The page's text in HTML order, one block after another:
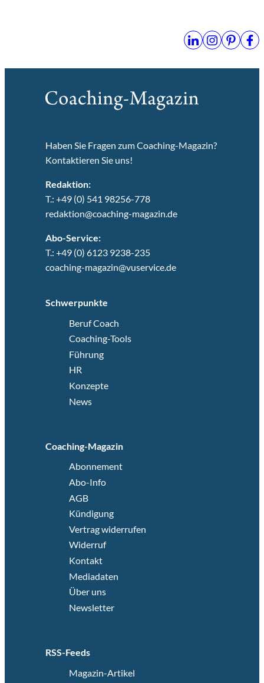
Haben Sie Fragen zum Coaching-Magazin?
Kontaktieren Sie uns!
Redaktion:
T.: +49 (0) 541 98256-778
redaktion@coaching-magazin.de
Abo-Service:
T.: +49 (0) 6123 9238-235
coaching-magazin@vuservice.de
Schwerpunkte
Beruf Coach
Coaching-Tools
Führung
HR
Konzepte
News
Coaching-Magazin
Abonnement
Abo-Info
AGB
Kündigung
Vertrag widerrufen
Widerruf
Kontakt
Mediadaten
Über uns
Newsletter
RSS-Feeds
Magazin-Artikel